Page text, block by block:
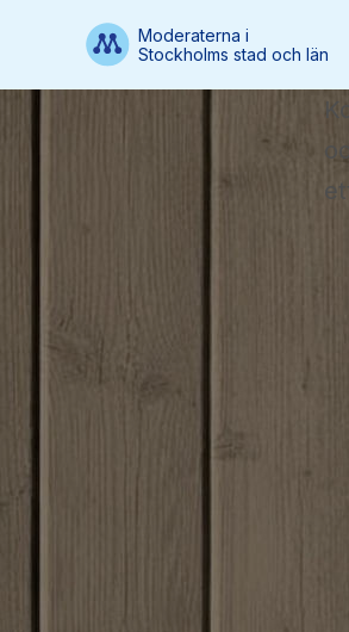
Moderaterna i
Stockholms stad och län